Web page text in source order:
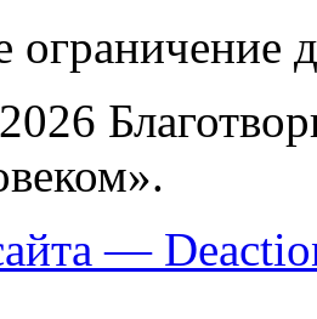
ограничение
—